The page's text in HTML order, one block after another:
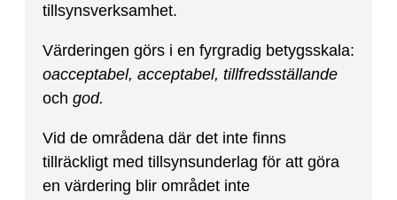
tillsynsverksamhet.
Värderingen görs i en fyrgradig betygsskala:
oacceptabel, acceptabel, tillfredsställande
och god.
Vid de områdena där det inte finns
tillräckligt med tillsynsunderlag för att göra
en värdering blir området inte